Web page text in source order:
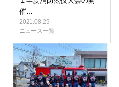
催…
2021.08.29
ニュース一覧